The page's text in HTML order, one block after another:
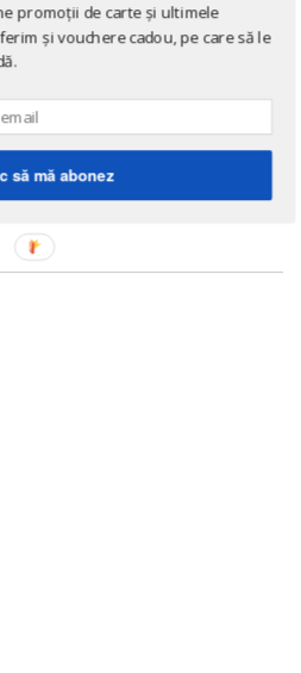
promoții de carte și ultimele
și vouchere cadou, pe care să le
să mă abonez